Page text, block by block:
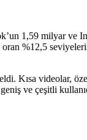
1,59 milyar ve
%12,5
Kısa videolar,
ve çeşitli